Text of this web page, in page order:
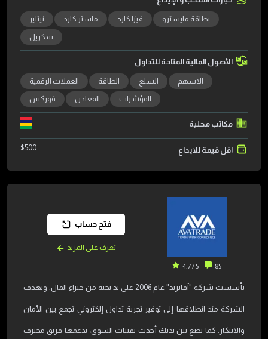
بطاقة مايسترو فيزا كارد ماستر كارد
نيتلير
سكريل
الأصول المالية المتاحة للتداول
الاسهم السلع الطاقة
العملات الرقمية
المؤشرات
المعادن فوركس
مكاتب محلية
اقل قيمة للايداع $500
85
5 / 4.7
تأسست شركة "آفاتريد" عام 2006 على يد نخبة من خبراء المال. وتهدف
الشركة منذ انطلاقها إلى توفير تجربة تداول إلكتروني تجمع بين الأمان
والابتكار. كما تضع بين يديك أحدث تقنيات السوق، يدعمها فريق محترف
فتح حساب
تعرف على المزيد